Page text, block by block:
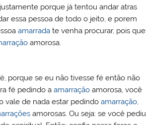
justamente porque já tentou andar atras
essa pessoa de todo o jeito, e porem
amarrada te venha procurar, pois que
amorosa.
porque se eu não tivesse fé então não
fé pedindo aamarração amorosa, você
vale de nada estar pedindoamarração
amorosas. Ou seja: se você pediu